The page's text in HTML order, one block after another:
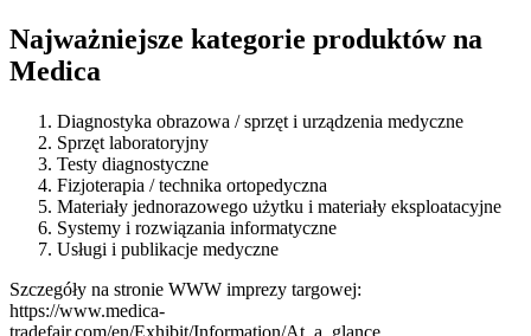
Najważniejsze kategorie produktów na
Medica
Diagnostyka obrazowa / sprzęt i urządzenia medyczne
Sprzęt laboratoryjny
Testy diagnostyczne
Fizjoterapia / technika ortopedyczna
Materiały jednorazowego użytku i materiały eksploatacyjne
Systemy i rozwiązania informatyczne
Usługi i publikacje medyczne
Szczegóły na stronie WWW imprezy targowej:
https://www.medica-
tradefair.com/en/Exhibit/Information/At_a_glance